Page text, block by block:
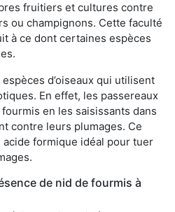
fruitiers et cultures contre
ou champignons. Cette faculté
à ce dont certaines espèces
d’oiseaux qui utilisent
En effet, les passereaux
en les saisissants dans
contre leurs plumages. Ce
formique idéal pour tuer
de nid de fourmis à